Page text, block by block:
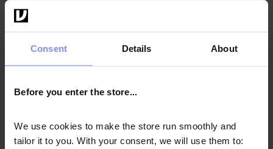
Consent Details About
Before you enter the store...
We use cookies to make the store run smoothly and
tailor it to you. With your consent, we will use them to:
Anwendungsweise